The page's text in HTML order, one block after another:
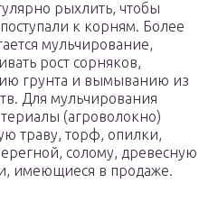
рыхлить, чтобы
к корням. Более
мульчирование,
рост сорняков,
грунта и вымыванию из
Для мульчирования
(агроволокно)
траву, торф, опилки,
солому, древесную
имеющиеся в продаже.